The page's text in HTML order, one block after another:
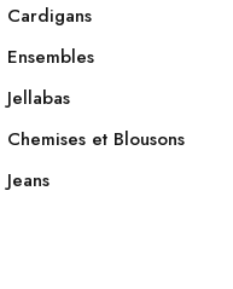
Cardigans
Ensembles
Jellabas
Chemises et Blousons
Jeans